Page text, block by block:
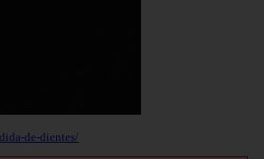
de-dientes/